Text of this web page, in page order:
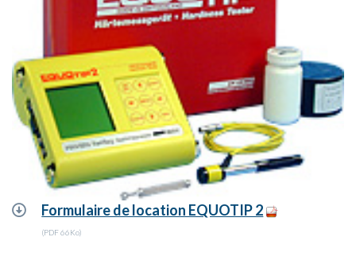
Formulaire de location EQUOTIP 2
(PDF 66Ko)